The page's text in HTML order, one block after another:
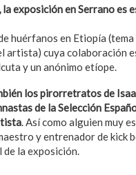
la exposición en Serrano es
huérfanos en Etiopía
artista) cuya colaboración
y un anónimo etíope.
los pirorretratos de
de la Selección
. Así como alguien muy
y entrenador de kick
la exposición.